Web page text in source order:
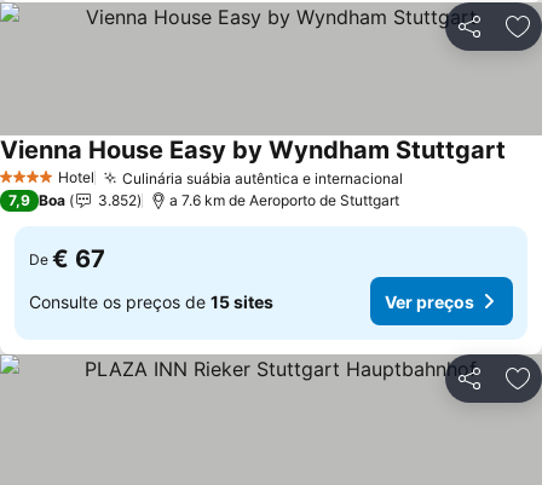
Partilhar
4 EstrelasHotel Culinária suábia autêntica e internacional
Vienna House Easy by Wyndham Stuttgart
7,9 Boa 3.852 a 7.6 km de Aeroporto de Stuttgart
De € 67
Consulte os preços de 15 sites Ver preços
Partilhar